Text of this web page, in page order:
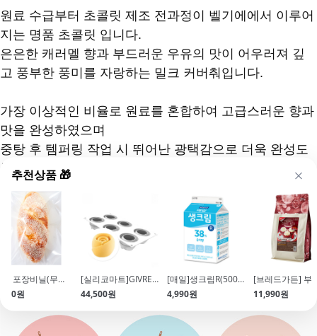
추천상품 🎁
OPP 포장비닐(무지비닐\/15x20cm\/30매 내외\/바크초콜릿)
원
[실리코마트]GIVRE 90
44,500원
[매일]생크림R(500ml\/유지방38%)
4,990원
11,990원
원료 수급부터 초콜릿 제조 전과정이 벨기에에서 이루어
지는 명품 초콜릿 입니다.
은은한 캐러멜 향과 부드러운 우유의 맛이 어우러져 깊
고 풍부한 풍미를 자랑하는 밀크 커버춰입니다.
가장 이상적인 비율로 원료를 혼합하여 고급스러운 향과
맛을 완성하였으며
중탕 후 템퍼링 작업 시 뛰어난 광택감으로 더욱 완성도
높은 결과물을 만들어 낼 수 있습니다.
만들 때 뛰어난 작업성을 자랑합니다.